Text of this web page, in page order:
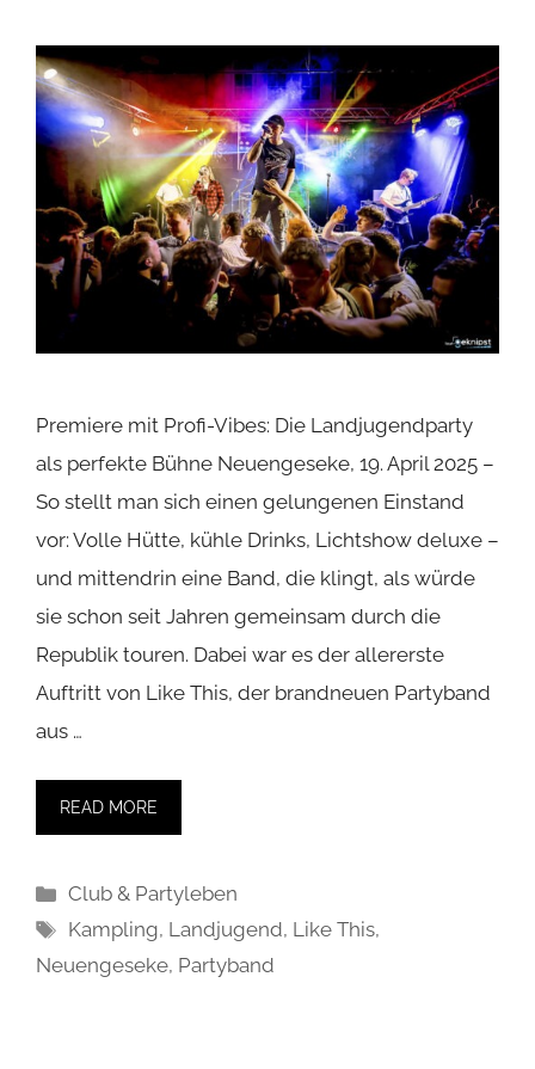
Premiere mit Profi-Vibes: Die Landjugendparty
als perfekte Bühne Neuengeseke, 19. April 2025 –
So stellt man sich einen gelungenen Einstand
vor: Volle Hütte, kühle Drinks, Lichtshow deluxe –
und mittendrin eine Band, die klingt, als würde
sie schon seit Jahren gemeinsam durch die
Republik touren. Dabei war es der allererste
Auftritt von Like This, der brandneuen Partyband
aus …
READ MORE
Kategorien
Club & Partyleben
Schlagwörter
Kampling, Landjugend, Like This,
Neuengeseke, Partyband